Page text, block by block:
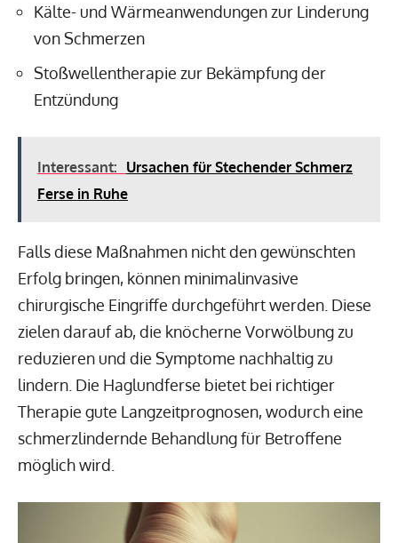
Kälte- und Wärmeanwendungen zur Linderung
von Schmerzen
Stoßwellentherapie zur Bekämpfung der
Entzündung
Interessant: Ursachen für Stechender Schmerz
Ferse in Ruhe
Falls diese Maßnahmen nicht den gewünschten
Erfolg bringen, können minimalinvasive
chirurgische Eingriffe durchgeführt werden. Diese
zielen darauf ab, die knöcherne Vorwölbung zu
reduzieren und die Symptome nachhaltig zu
lindern. Die Haglundferse bietet bei richtiger
Therapie gute Langzeitprognosen, wodurch eine
schmerzlindernde Behandlung für Betroffene
möglich wird.